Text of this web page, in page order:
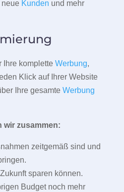
neue Kunden und mehr
Ihre komplette Werbung,
Klick auf Ihrer Website
Ihre gesamte Werbung
wir zusammen:
zeitgemäß sind und
sparen können.
Budget noch mehr